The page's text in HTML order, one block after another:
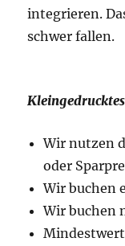
integrieren.
schwer fallen.
Kleingedrucktes
Wir nutzen
oder
Wir buchen
Wir buchen